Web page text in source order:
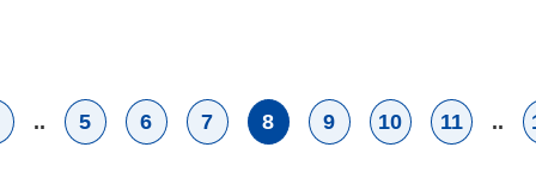
.. 5 6 7 8 9 10 11 ..